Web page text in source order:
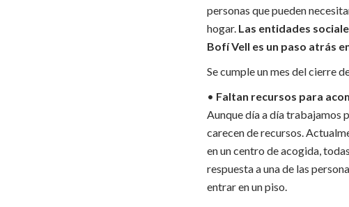
personas que pueden
hogar. Las entidades
Bofí Vell es un paso atrás
Se cumple un mes del cierre
• Faltan recursos para
Aunque día a día trabajamos
carecen de recursos.
en un centro de acogida,
respuesta a una de las
entrar en un piso.